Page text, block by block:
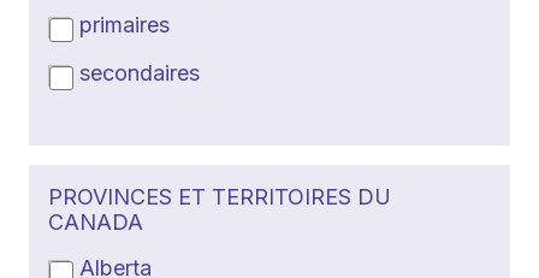
primaires
secondaires
PROVINCES ET TERRITOIRES DU
CANADA
Alberta